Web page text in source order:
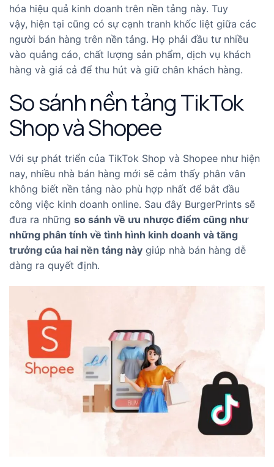
hóa hiệu quả kinh doanh trên nền tảng này. Tuy
vậy, hiện tại cũng có sự cạnh tranh khốc liệt giữa các
người bán hàng trên nền tảng. Họ phải đầu tư nhiều
vào quảng cáo, chất lượng sản phẩm, dịch vụ khách
hàng và giá cả để thu hút và giữ chân khách hàng.
So sánh nền tảng TikTok
Shop và Shopee
Với sự phát triển của TikTok Shop và Shopee như hiện
nay, nhiều nhà bán hàng mới sẽ cảm thấy phân vân
không biết nền tảng nào phù hợp nhất để bắt đầu
công việc kinh doanh online. Sau đây BurgerPrints sẽ
đưa ra những so sánh về ưu nhược điểm cũng như
những phân tính về tình hình kinh doanh và tăng
trưởng của hai nền tảng này giúp nhà bán hàng dễ
dàng ra quyết định.